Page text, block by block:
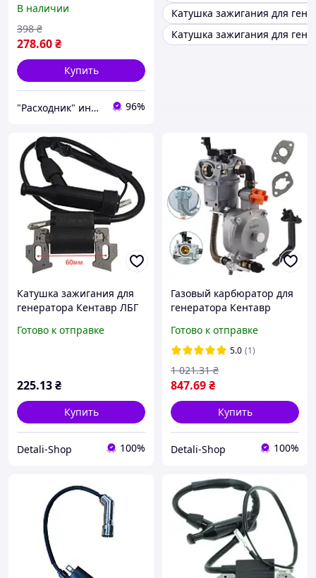
В наличии
278.60₴
398 ₴
Купить
"Расходник" интернет магазин запчастей 96%
Катушка зажигания для
Катушка зажигания для
Катушка зажигания для
генератора Кентавр ЛБГ
Готово к отправке
225.13₴
Купить
Detali-Shop 100%
Газовый карбюратор для
генератора Кентавр
Готово к отправке
5.0 (1)
847.69₴
1 021.31 ₴
Купить
Detali-Shop 100%